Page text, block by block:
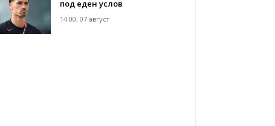
под еден услов
14:00, 07 август